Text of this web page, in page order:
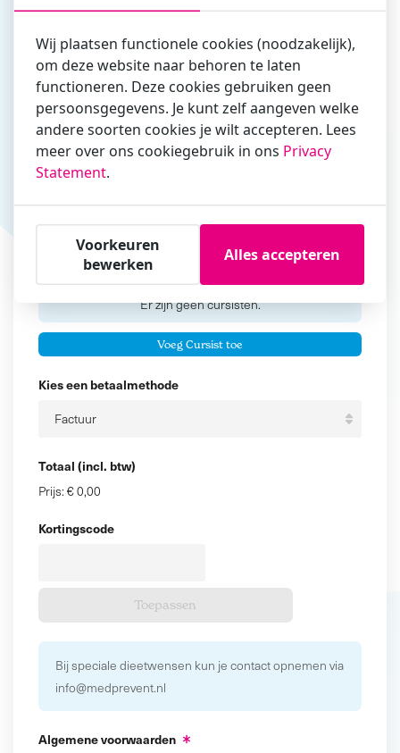
Vul hier bij voorkeur het e-mailadres in waarmee je
zakelijk/administratief correspondeert
Is de contactpersoon ook een cursist?
Ja
Cursisten
Voeg cursisten toe
Voornaam
Tussenvoegsel
Er zijn geencursisten.
Voeg Cursist toe
Kies een betaalmethode
Totaal (incl. btw)
Prijs: € 0,00
Kortingscode
Bij speciale dieetwensen kun je contact opnemen via
info@medprevent.nl
Algemene voorwaarden
Wij plaatsen functionele cookies (noodzakelijk),
om deze website naar behoren te laten
functioneren. Deze cookies gebruiken geen
persoonsgegevens. Je kunt zelf aangeven welke
andere soorten cookies je wilt accepteren. Lees
meer over ons cookiegebruik in ons Privacy
Statement.
Voorkeuren
bewerken
Alles accepteren